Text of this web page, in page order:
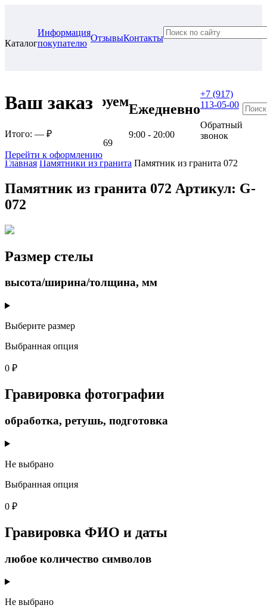
Каталог
Информация
покупателю
ОтзывыКонтакты
Ваш заказ
Итого: — ₽
Перейти к оформлению
Проконсультируем
г. Самара, ул. Гагарина, 69
Ежедневно
9:00 - 20:00
+7 (917)
113-05-00
Обратный
звонок
Главная Памятники из гранита Памятник из гранита 072
Памятник из гранита 072 Артикул: G-
072
Размер стелы
высота/ширина/толщина, мм
Выберите размер
Выбранная опция
0 ₽
Гравировка фотографии
обработка, ретушь, подготовка
Не выбрано
Выбранная опция
0 ₽
Гравировка ФИО и даты
любое количество символов
Не выбрано